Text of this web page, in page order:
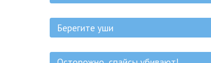
Берегите уши